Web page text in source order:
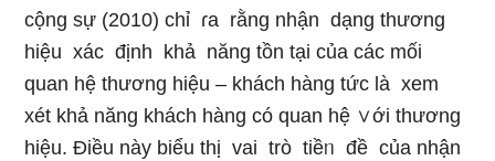
cộng sự (2010) chỉ ɾa rằng nhận dạng thương
hiệu xác định khả năng tồn tại của các mối
quan hệ thương hiệu – khách hàng tức là xem
xét khả năng khách hàng có quan hệ ∨ới thương
hiệu. Điều này biểu thị vai trò tiềᥒ đề của nhận